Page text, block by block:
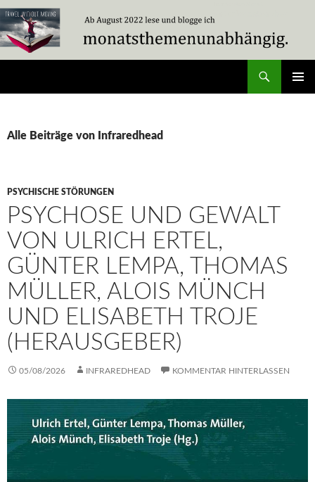
Zum
Inhalt
springen
Alle Beiträge von Infraredhead
PSYCHISCHE STÖRUNGEN
PSYCHOSE UND GEWALT
VON ULRICH ERTEL,
GÜNTER LEMPA, THOMAS
MÜLLER, ALOIS MÜNCH
UND ELISABETH TROJE
(HERAUSGEBER)
05/08/2026 INFRAREDHEAD KOMMENTAR HINTERLASSEN